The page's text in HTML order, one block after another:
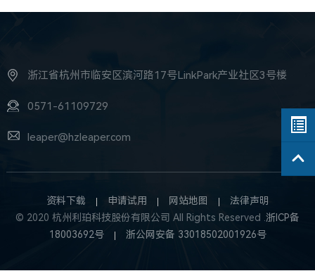
浙江省杭州市临安区滨河路17号LinkPark产业社区3号楼
0571-61109729
leaper@hzleaper.com
资料下载 申请试用 网站地图
法律声明
© 2020 杭州利珀科技股份有限公司 All Rights Reserved .浙ICP备
18003692号
浙公网安备 33018502001926号